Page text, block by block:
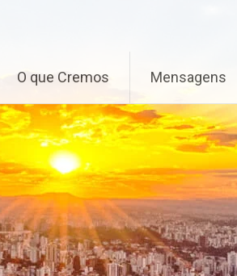
O que Cremos Mensagens